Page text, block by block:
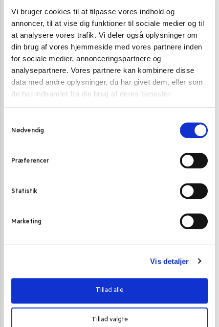
Vi bruger cookies til at tilpasse vores indhold og
annoncer, til at vise dig funktioner til sociale medier og til
at analysere vores trafik. Vi deler også oplysninger om
din brug af vores hjemmeside med vores partnere inden
for sociale medier, annonceringspartnere og
analysepartnere. Vores partnere kan kombinere disse
data med andre oplysninger, du har givet dem, eller som
de har indsamlet fra din brug af deres tjenester.
Nødvendig
Præferencer
Statistik
Marketing
Vis detaljer
Tillad alle
Tillad valgte
Choya Ume vin japansk 10% 750 ml.
139,00kr.
Japansk
199,00